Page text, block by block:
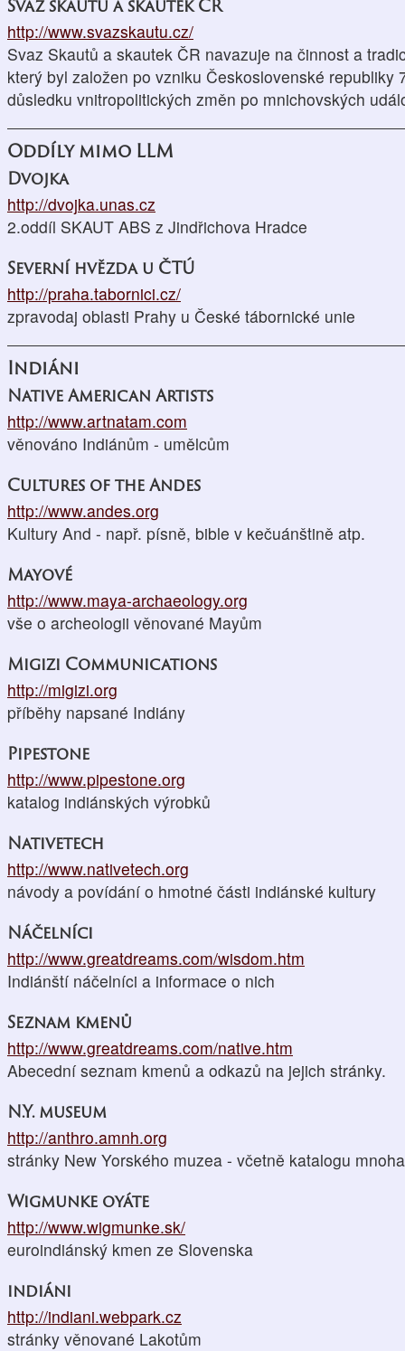
Svaz skautů a skautek ČR
http://www.svazskautu.cz/
Svaz Skautů a skautek ČR navazuje na činnost a
který byl založen po vzniku Československé republiky
důsledku vnitropolitických změn po mnichovských
Oddíly mimo LLM
Dvojka
http://dvojka.unas.cz
2.oddíl SKAUT ABS z Jindřichova Hradce
Severní hvězda u ČTÚ
http://praha.tabornici.cz/
zpravodaj oblasti Prahy u České tábornické unie
Indiáni
Native American Artists
http://www.artnatam.com
věnováno Indiánům - umělcům
Cultures of the Andes
http://www.andes.org
Kultury And - např. písně, bible v kečuánštině atp.
Mayové
http://www.maya-archaeology.org
vše o archeologii věnované Mayům
Migizi Communications
http://migizi.org
příběhy napsané Indiány
Pipestone
http://www.pipestone.org
katalog indiánských výrobků
Nativetech
http://www.nativetech.org
návody a povídání o hmotné části indiánské kultury
Náčelníci
http://www.greatdreams.com/wisdom.htm
Indiánští náčelníci a informace o nich
Seznam kmenů
http://www.greatdreams.com/native.htm
Abecední seznam kmenů a odkazů na jejich stránky.
N.Y. museum
http://anthro.amnh.org
stránky New Yorského muzea - včetně katalogu
Wigmunke oyáte
http://www.wigmunke.sk/
euroindiánský kmen ze Slovenska
indiáni
http://indiani.webpark.cz
stránky věnované Lakotům